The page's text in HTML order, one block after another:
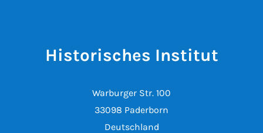
Historisches Institut
Warburger Str. 100
33098 Paderborn
Deutschland